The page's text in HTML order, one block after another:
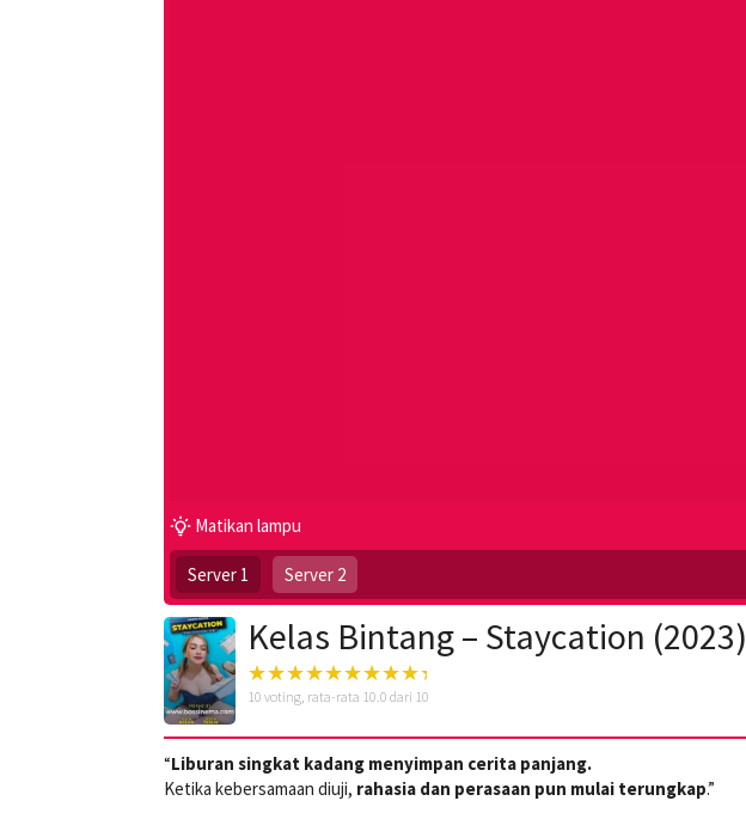
Matikan lampu
Server 1 Server 2
Kelas Bintang – Staycation (2023)
10 voting, rata-rata 10.0 dari 10
“Liburan singkat kadang menyimpan cerita panjang.
Ketika kebersamaan diuji, rahasia dan perasaan pun mulai terungkap.”